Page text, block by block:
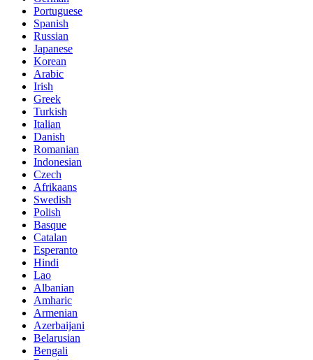
Portuguese
Spanish
Russian
Japanese
Korean
Arabic
Irish
Greek
Turkish
Italian
Danish
Romanian
Indonesian
Czech
Afrikaans
Swedish
Polish
Basque
Catalan
Esperanto
Hindi
Lao
Albanian
Amharic
Armenian
Azerbaijani
Belarusian
Bengali